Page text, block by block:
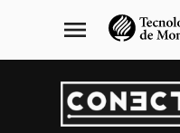
navegación
principal
menu